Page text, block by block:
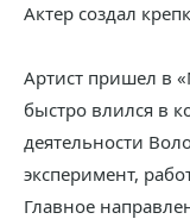
Актер создал
Артист пришел в
быстро влился в
деятельности
эксперимент,
Главное